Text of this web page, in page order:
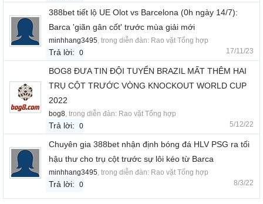
388bet tiết lộ UE Olot vs Barcelona (0h ngày 14/7):
Barca 'giãn gân cốt' trước mùa giải mới
minhhang3495, trong diễn đàn: Rao vặt Tổng hợp
Trả lời: 0 17/11/23
BOG8 ĐƯA TIN ĐỘI TUYỂN BRAZIL MẤT THÊM HAI
TRỤ CỘT TRƯỚC VÒNG KNOCKOUT WORLD CUP
2022
bog8, trong diễn đàn: Rao vặt Tổng hợp
Trả lời: 0 5/12/22
Chuyên gia 388bet nhận định bóng đá HLV PSG ra tối
hậu thư cho trụ cột trước sự lôi kéo từ Barca
minhhang3495, trong diễn đàn: Rao vặt Tổng hợp
Trả lời: 0 8/3/22